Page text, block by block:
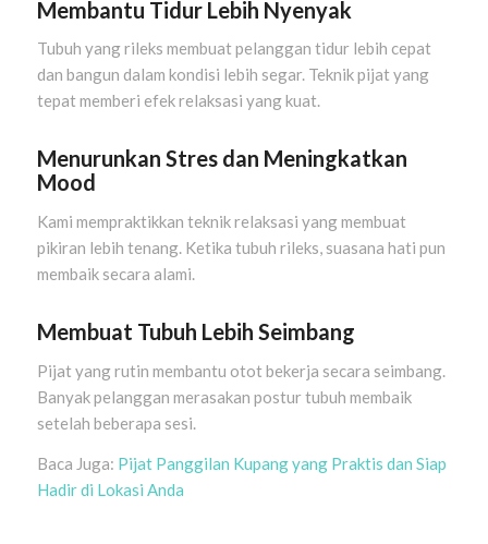
Membantu Tidur Lebih Nyenyak
Tubuh yang rileks membuat pelanggan tidur lebih cepat
dan bangun dalam kondisi lebih segar. Teknik pijat yang
tepat memberi efek relaksasi yang kuat.
Menurunkan Stres dan Meningkatkan
Mood
Kami mempraktikkan teknik relaksasi yang membuat
pikiran lebih tenang. Ketika tubuh rileks, suasana hati pun
membaik secara alami.
Membuat Tubuh Lebih Seimbang
Pijat yang rutin membantu otot bekerja secara seimbang.
Banyak pelanggan merasakan postur tubuh membaik
setelah beberapa sesi.
Baca Juga: Pijat Panggilan Kupang yang Praktis dan Siap
Hadir di Lokasi Anda